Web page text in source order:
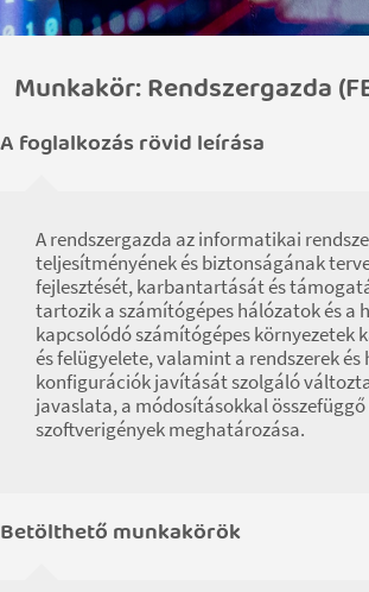
Munkakör: Rendszergazda
A foglalkozás rövid leírása
A rendszergazda az informatikai
teljesítményének és biztonságának
fejlesztését, karbantartását és
tartozik a számítógépes hálózatok és a
kapcsolódó számítógépes környezetek
és felügyelete, valamint a rendszerek és
konfigurációk javítását szolgáló
javaslata, a módosításokkal
szoftverigények meghatározása.
Betölthető munkakörök